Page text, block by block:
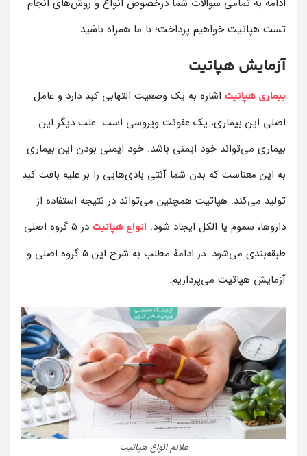
ادامه به تمامی سوالات شما درخصوص انواع و روش‌های انجام
تست هپاتیت خواهیم پرداخت؛ با ما همراه باشید.
آزمایش هپاتیت
بیماری هپاتیت اشاره به یک وضعیت التهابی کبد دارد و عامل
اصلی این بیماری، یک عفونت ویروسی است. علت دیگر این
بیماری می‌تواند خود ایمنی باشد. خود ایمنی بودن این بیماری
به این معناست که بدن شما آنتی بادی‌هایی را بر علیه بافت کبد
تولید می‌کند. هپاتیت همچنین می‌تواند در نتیجه استفاده از
داروها، سموم یا الکل ایجاد شود. انواع هپاتیت
در 5 گروه اصلی
طبقه‌بندی می‌شود. در ادامۀ مطلب به شرح این 5 گروه اصلی و
آزمایش هپاتیت می‌پردازیم.
علائم انواع هپاتیت